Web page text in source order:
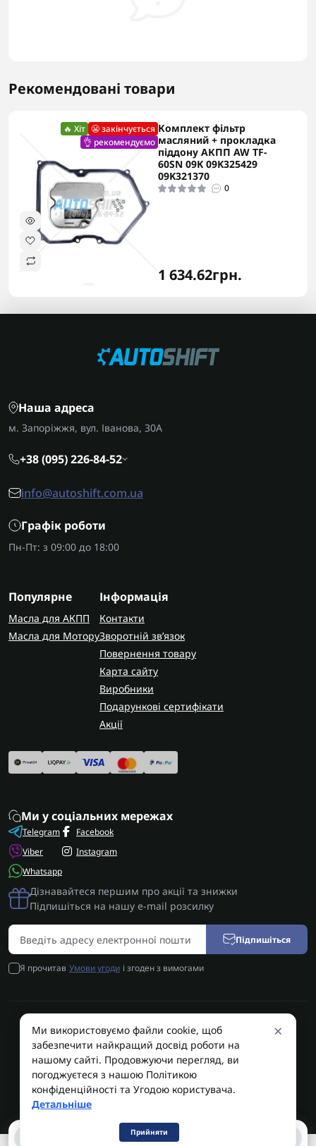
0
Рекомендовані товари
🔥 Хіт 😬 закінчується
👌 рекомендуємо
Комплект фільтр
масляний + прокладка
піддону АКПП AW TF-
60SN 09K 09K325429
09K321370
0
1 634.62грн.
Наша адреса
м. Запоріжжя, вул. Іванова, 30А
+38 (095) 226-84-52
info@autoshift.com.ua
Графік роботи
Пн-Пт: з 09:00 до 18:00
Популярне
Масла для АКПП
Масла для Мотору
Інформація
Контакти
Зворотній зв’язок
Повернення товару
Карта сайту
Виробники
Подарункові сертифікати
Акції
Ми у соціальних мережах
Telegram
Viber
Whatsapp
Facebook
Instagram
Дізнавайтеся першим про акції та знижки
Підпишіться на нашу e-mail розсилку
Підпишіться
Я прочитав Умови угоди і згоден з вимогами
AUTOSHIFT | Запчастини АКПП | Ремонт АКПП © 2026
AUTOSHIFT
×
Ми використовуємо файли cookie, щоб
забезпечити найкращий досвід роботи на
нашому сайті. Продовжуючи перегляд, ви
погоджуєтеся з нашою Політикою
конфіденційності та Угодою користувача.
Детальніше
Прийняти